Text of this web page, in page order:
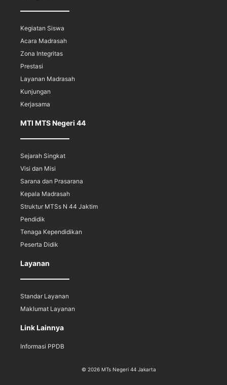
Kegiatan Siswa
Acara Madrasah
Zona Integritas
Prestasi
Layanan Madrasah
Kunjungan
Kerjasama
MTI MTS Negeri 44
Sejarah Singkat
Visi dan Misi
Sarana dan Prasarana
Kepala Madrasah
Struktur MTSs N 44 Jaktim
Pendidik
Tenaga Kependidikan
Peserta Didik
Layanan
Standar Layanan
Maklumat Layanan
Link Lainnya
Informasi PPDB
© 2026 MTs Negeri 44 Jakarta